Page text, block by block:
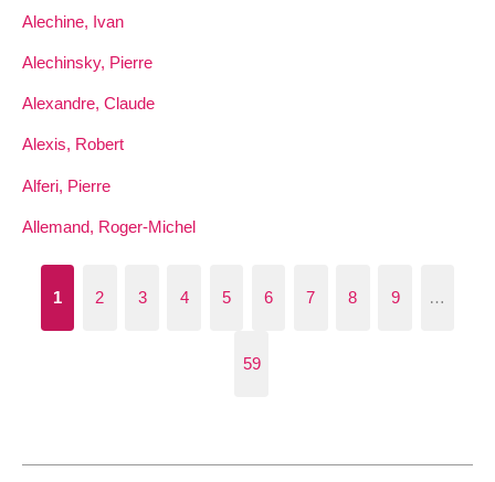
Alechine, Ivan
Alechinsky, Pierre
Alexandre, Claude
Alexis, Robert
Alferi, Pierre
Allemand, Roger-Michel
1 2 3 4 5 6 7 8 9 …
59